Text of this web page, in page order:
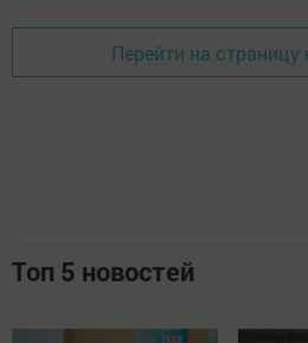
Перейти на страницу
Топ 5 новостей